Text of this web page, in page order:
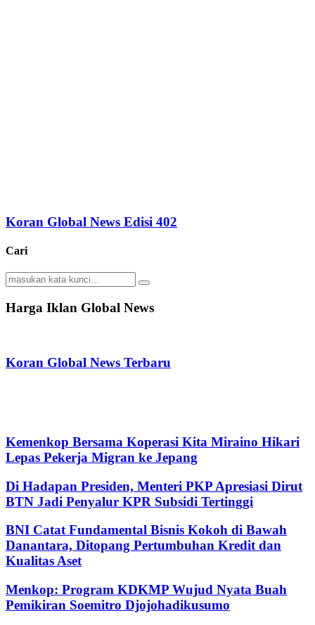
Koran Global News Edisi 402
Cari
Search
for:
Search
Harga Iklan Global News
Koran Global News Terbaru
Kemenkop Bersama Koperasi Kita Miraino Hikari
Lepas Pekerja Migran ke Jepang
Di Hadapan Presiden, Menteri PKP Apresiasi Dirut
BTN Jadi Penyalur KPR Subsidi Tertinggi
BNI Catat Fundamental Bisnis Kokoh di Bawah
Danantara, Ditopang Pertumbuhan Kredit dan
Kualitas Aset
Menkop: Program KDKMP Wujud Nyata Buah
Pemikiran Soemitro Djojohadikusumo